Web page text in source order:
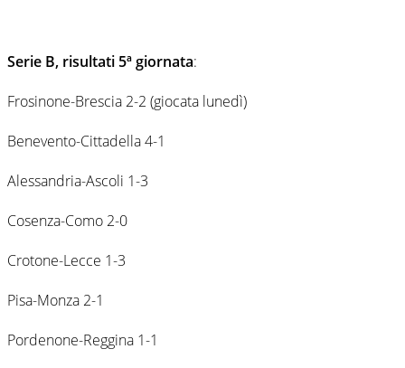
Serie B, risultati 5ª giornata:
Frosinone-Brescia 2-2 (giocata lunedì)
Benevento-Cittadella 4-1
Alessandria-Ascoli 1-3
Cosenza-Como 2-0
Crotone-Lecce 1-3
Pisa-Monza 2-1
Pordenone-Reggina 1-1